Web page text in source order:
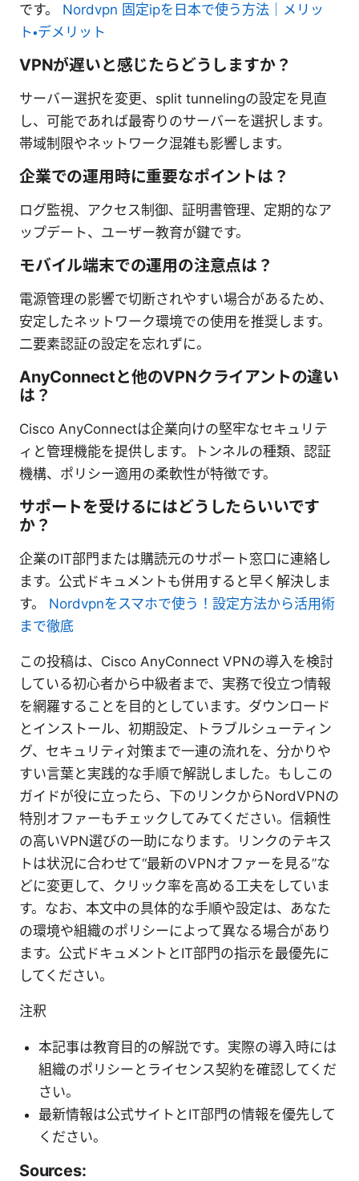
です。 Nordvpn 固定ipを日本で使う方法｜メリッ
ト・デメリット
VPNが遅いと感じたらどうしますか？
サーバー選択を変更、split tunnelingの設定を見直
し、可能であれば最寄りのサーバーを選択します。
帯域制限やネットワーク混雑も影響します。
企業での運用時に重要なポイントは？
ログ監視、アクセス制御、証明書管理、定期的なア
ップデート、ユーザー教育が鍵です。
モバイル端末での運用の注意点は？
電源管理の影響で切断されやすい場合があるため、
安定したネットワーク環境での使用を推奨します。
二要素認証の設定を忘れずに。
AnyConnectと他のVPNクライアントの違い
は？
Cisco AnyConnectは企業向けの堅牢なセキュリテ
ィと管理機能を提供します。トンネルの種類、認証
機構、ポリシー適用の柔軟性が特徴です。
サポートを受けるにはどうしたらいいです
か？
企業のIT部門または購読元のサポート窓口に連絡し
ます。公式ドキュメントも併用すると早く解決しま
す。 Nordvpnをスマホで使う！設定方法から活用術
まで徹底
この投稿は、Cisco AnyConnect VPNの導入を検討
している初心者から中級者まで、実務で役立つ情報
を網羅することを目的としています。ダウンロード
とインストール、初期設定、トラブルシューティン
グ、セキュリティ対策まで一連の流れを、分かりや
すい言葉と実践的な手順で解説しました。もしこの
ガイドが役に立ったら、下のリンクからNordVPNの
特別オファーもチェックしてみてください。信頼性
の高いVPN選びの一助になります。リンクのテキス
トは状況に合わせて“最新のVPNオファーを見る”な
どに変更して、クリック率を高める工夫をしていま
す。なお、本文中の具体的な手順や設定は、あなた
の環境や組織のポリシーによって異なる場合があり
ます。公式ドキュメントとIT部門の指示を最優先に
してください。
注釈
本記事は教育目的の解説です。実際の導入時には
組織のポリシーとライセンス契約を確認してくだ
さい。
最新情報は公式サイトとIT部門の情報を優先して
ください。
Sources: